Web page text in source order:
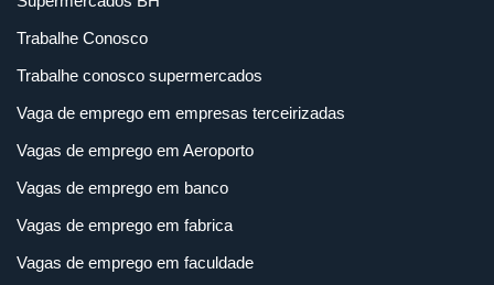
Trabalhe Conosco
Trabalhe conosco supermercados
Vaga de emprego em empresas terceirizadas
Vagas de emprego em Aeroporto
Vagas de emprego em banco
Vagas de emprego em fabrica
Vagas de emprego em faculdade